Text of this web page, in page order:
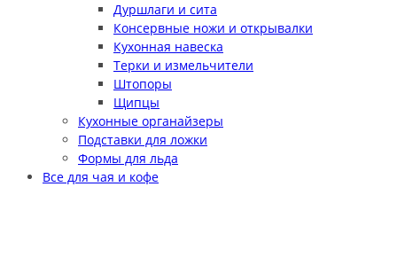
Дуршлаги и сита
Консервные ножи и открывалки
Кухонная навеска
Терки и измельчители
Штопоры
Щипцы
Кухонные органайзеры
Подставки для ложки
Формы для льда
Все для чая и кофе